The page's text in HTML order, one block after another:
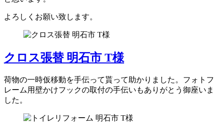
よろしくお願い致します。
クロス張替 明石市 T様
荷物の一時仮移動を手伝って貰って助かりました。フォトフ
レーム用壁かけフックの取付の手伝いもありがとう御座いま
した。